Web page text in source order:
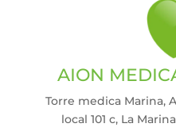
AION
Torre medica Marina,
local 101 c, La